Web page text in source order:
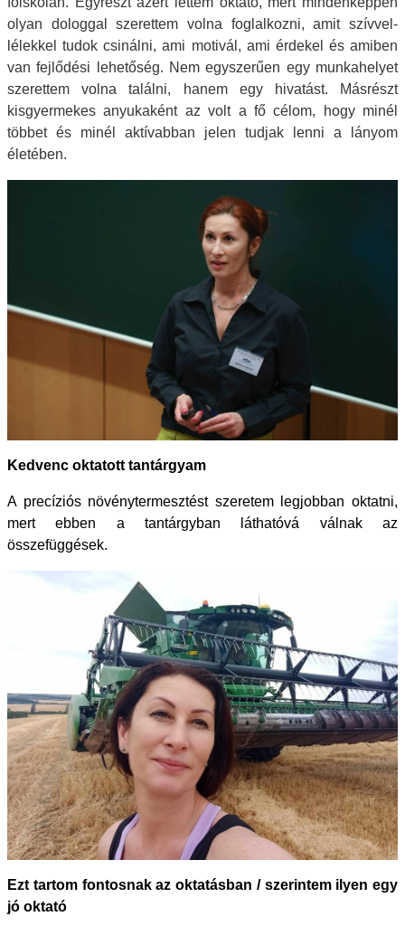
olyan dologgal szerettem volna foglalkozni, amit szívvel-
lélekkel tudok csinálni, ami motivál, ami érdekel és amiben
van fejlődési lehetőség. Nem egyszerűen egy munkahelyet
szerettem volna találni, hanem egy hivatást. Másrészt
kisgyermekes anyukaként az volt a fő célom, hogy minél
többet és minél aktívabban jelen tudjak lenni a lányom
életében.
Kedvenc oktatott tantárgyam
A precíziós növénytermesztést szeretem legjobban oktatni,
mert ebben a tantárgyban láthatóvá válnak az
összefüggések.
Ezt tartom fontosnak az oktatásban / szerintem ilyen egy
jó oktató